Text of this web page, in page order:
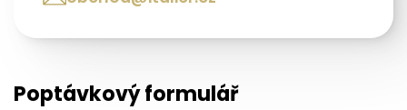
Poptávkový formulář